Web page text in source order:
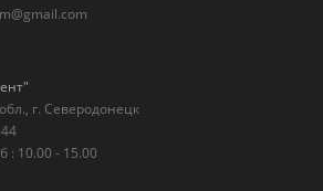
г. Северодонецк
: 10.00 - 15.00